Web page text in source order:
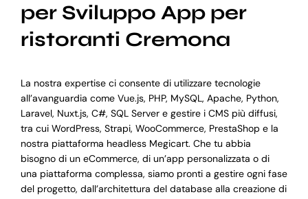
per Sviluppo App per
ristoranti Cremona
La nostra expertise ci consente di utilizzare tecnologie
all’avanguardia come Vue.js, PHP, MySQL, Apache, Python,
Laravel, Nuxt.js, C#, SQL Server e gestire i CMS più diffusi,
tra cui WordPress, Strapi, WooCommerce, PrestaShop e la
nostra piattaforma headless Megicart. Che tu abbia
bisogno di un eCommerce, di un’app personalizzata o di
una piattaforma complessa, siamo pronti a gestire ogni fase
del progetto, dall’architettura del database alla creazione di